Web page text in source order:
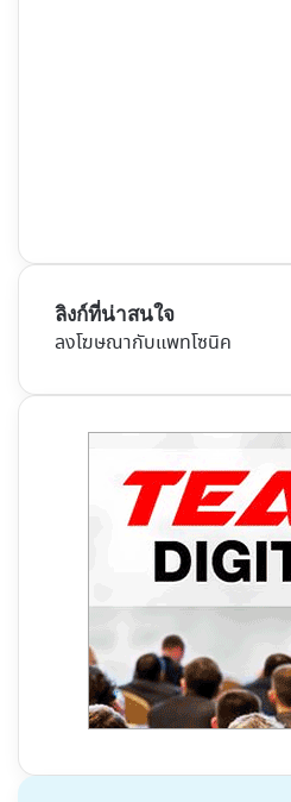
ลิงก์ที่น่าสนใจ
ลงโฆษณากับแพทโซนิค